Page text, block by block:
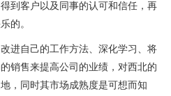
到客户以及同事的认可和信任，再
的。
自己的工作方法、深化学习、将
销售来提高公司的业绩，对西北的
，同时其市场成熟度是可想而知